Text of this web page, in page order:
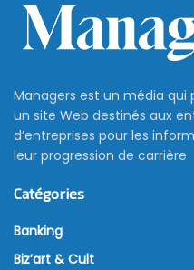
Managers est un média
un site Web destinés aux
d’entreprises pour les
leur progression de carrière
Catégories
Banking
Biz’art & Cult